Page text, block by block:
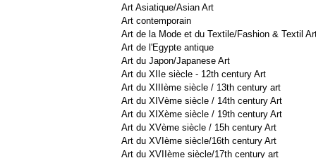
Art Asiatique/Asian Art
Art contemporain
Art de la Mode et du Textile/Fashion & Textil
Art de l'Egypte antique
Art du Japon/Japanese Art
Art du XIIe siècle - 12th century Art
Art du XIIIème siècle / 13th century art
Art du XIVème siècle / 14th century Art
Art du XIXème siècle / 19th century Art
Art du XVème siècle / 15h century Art
Art du XVIème siècle/16th century Art
Art du XVIIème siècle/17th century art